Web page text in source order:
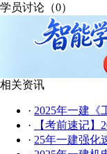
学员讨论（0）
相关资讯
· 2025年一建《
·
【考前速记
· 25年一建强化